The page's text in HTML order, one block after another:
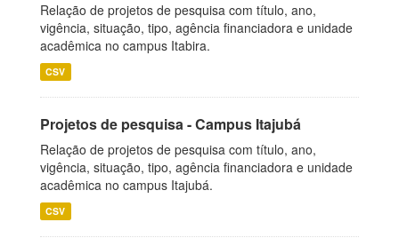
Relação de projetos de pesquisa com título, ano,
vigência, situação, tipo, agência financiadora e unidade
acadêmica no campus Itabira.
CSV
Projetos de pesquisa - Campus Itajubá
Relação de projetos de pesquisa com título, ano,
vigência, situação, tipo, agência financiadora e unidade
acadêmica no campus Itajubá.
CSV